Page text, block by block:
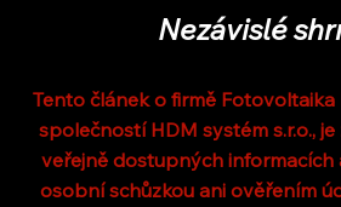
Nezávislé
Tento článek o firmě
společností HDM systém s.r.o.,
veřejně dostupných
osobní schůzkou ani ověřením